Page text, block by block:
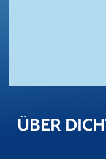
ÜBER